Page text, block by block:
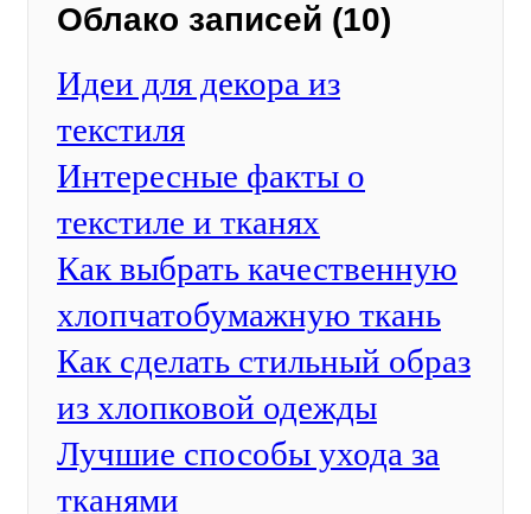
Облако записей (10)
Идеи для декора из
текстиля
Интересные факты о
текстиле и тканях
Как выбрать качественную
хлопчатобумажную ткань
Как сделать стильный образ
из хлопковой одежды
Лучшие способы ухода за
тканями